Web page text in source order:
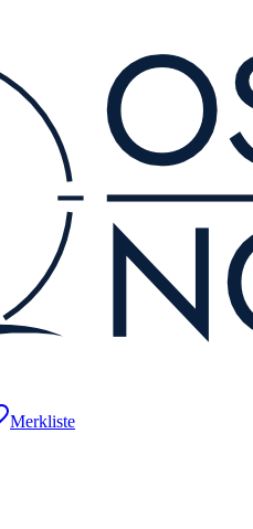
Merkliste